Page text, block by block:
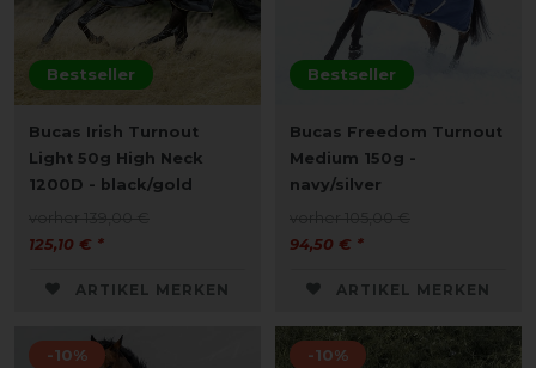
Bestseller
Bucas Irish Turnout
Light 50g High Neck
1200D - black/gold
125,10 € *
ARTIKEL MERKEN
Bestseller
Bucas Freedom Turnout
Medium 150g -
navy/silver
94,50 € *
ARTIKEL MERKEN
-10% -10%